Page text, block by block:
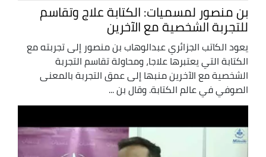
بن منصور لمسميات: الكتابة علاج وتقاسم
للتجربة الشخصية مع الآخرين
يعود الكاتب الجزائري عبدالوهاب بن منصور إلى تجربته مع
الكتابة التي يعتبرها علاجا، ومحاولة تقاسم التجربة
الشخصية مع الآخرين منبها إلى عمق التجربة بالمعنى
الصوفي في عالم الكتابة. وقال بن ...